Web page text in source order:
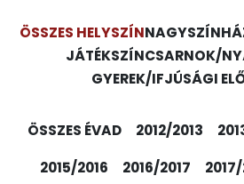
ÖSSZES HELYSZÍN
JÁTÉKSZÍNCSARNOK/
GYEREK/IFJÚSÁGI
ÖSSZES ÉVAD 2012/2013
2015/2016
2016/2017